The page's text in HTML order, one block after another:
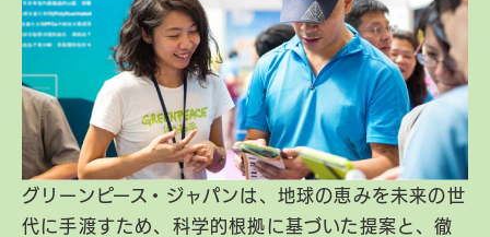
グリーンピース・ジャパンは、地球の恵みを未来の世
代に手渡すため、科学的根拠に基づいた提案と、徹